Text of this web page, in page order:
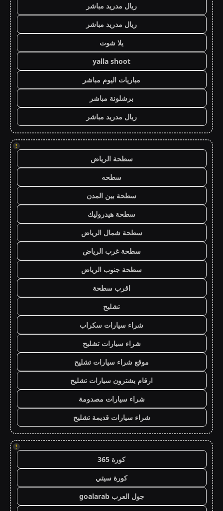
ريال مدريد مباشر
ريال مدريد مباشر
يلا شوت
yalla shoot
مباريات اليوم مباشر
برشلونة مباشر
ريال مدريد مباشر
!
سطحة الرياض
سطحه
سطحة بين المدن
سطحة هيدروليك
سطحة شمال الرياض
سطحة غرب الرياض
سطحة جنوب الرياض
اقرب سطحة
تشليح
شراء سيارات سكراب
شراء سيارات تشليح
موقع شراء سيارات تشليح
ارقام يشترون سيارات تشليح
شراء سيارات مصدومة
شراء سيارات قديمة تشليح
!
كورة 365
كورة سيتي
جول العرب goalarab